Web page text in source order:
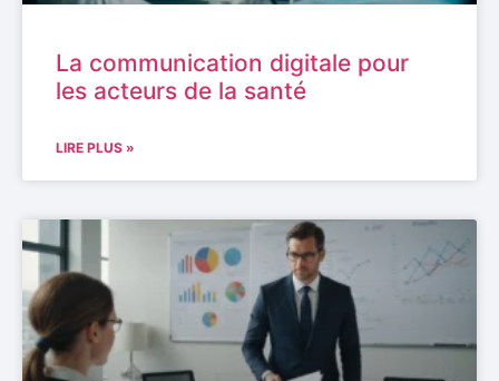
La communication digitale pour
les acteurs de la santé
LIRE PLUS »